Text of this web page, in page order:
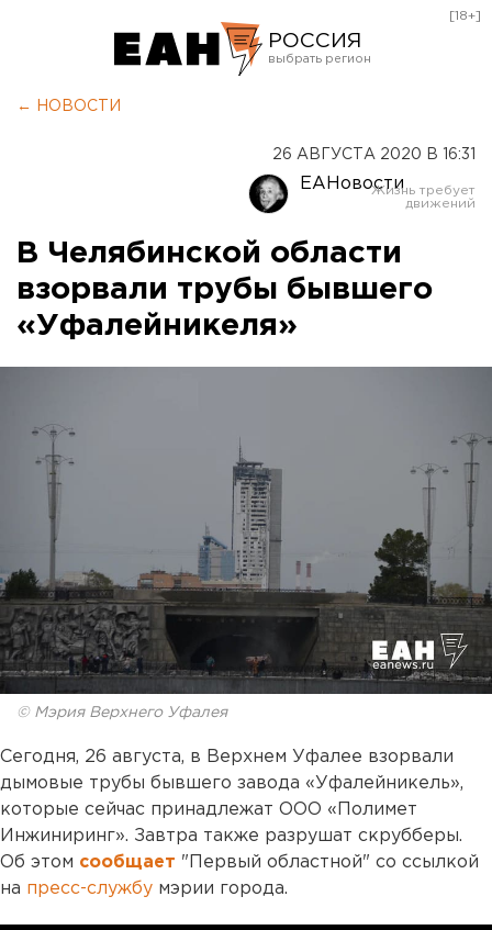
РОССИЯ
Оренбург
[18+]
← НОВОСТИ
26 АВГУСТА 2020 В 16:31
ЕАНовости
В Челябинской области
взорвали трубы бывшего
«Уфалейникеля»
© Мэрия Верхнего Уфалея
Сегодня, 26 августа, в Верхнем Уфалее взорвали
дымовые трубы бывшего завода «Уфалейникель»,
которые сейчас принадлежат ООО «Полимет
Инжиниринг». Завтра также разрушат скрубберы.
Об этом сообщает "Первый областной" со ссылкой
на пресс-службу мэрии города.